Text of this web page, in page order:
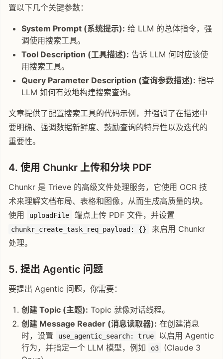
置以下几个关键参数：
System Prompt (系统提示): 给 LLM 的总体指令，强
调使用搜索工具。
Tool Description (工具描述): 告诉 LLM 何时应该使
用搜索工具。
Query Parameter Description (查询参数描述): 指导
LLM 如何有效地构建搜索查询。
文章提供了配置搜索工具的代码示例，并强调了在描述中
要明确、强调数据新鲜度、鼓励查询的特异性以及迭代的
重要性。
4. 使用 Chunkr 上传和分块 PDF
Chunkr 是 Trieve 的高级文件处理服务，它使用 OCR 技
术来理解文档布局、表格和图像，从而生成高质量的块。
使用
uploadFile 端点上传 PDF 文件，并设置
chunkr_create_task_req_payload: {}
来启用 Chunkr
处理。
5. 提出 Agentic 问题
要提出 Agentic 问题，你需要：
创建 Topic (主题): Topic 就像对话线程。
创建 Message Reader (消息读取器): 在创建消息
时，设置
use_agentic_search: true
以启用 Agentic
行为，并指定一个 LLM 模型，例如
o3
(Claude 3